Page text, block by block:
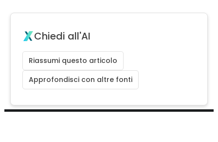
Chiedi all'AI
Riassumi questo articolo
Approfondisci con altre fonti